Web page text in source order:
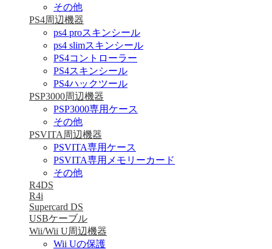
その他
PS4周辺機器
ps4 proスキンシール
ps4 slimスキンシール
PS4コントローラー
PS4スキンシール
PS4ハックツール
PSP3000周辺機器
PSP3000専用ケース
その他
PSVITA周辺機器
PSVITA専用ケース
PSVITA専用メモリーカード
その他
R4DS
R4i
Supercard DS
USBケーブル
Wii/Wii U周辺機器
Wii Uの保護